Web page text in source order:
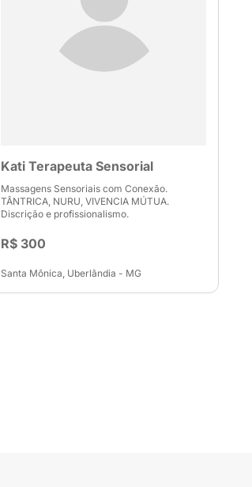
Kati Terapeuta Sensorial
Massagens Sensoriais com Conexão.
TÂNTRICA, NURU, VIVENCIA MÚTUA.
Discrição e profissionalismo.
R$ 300
Santa Mônica, Uberlândia - MG